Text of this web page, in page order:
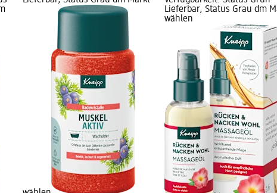
Lieferbar, Status Grau dm
wählen